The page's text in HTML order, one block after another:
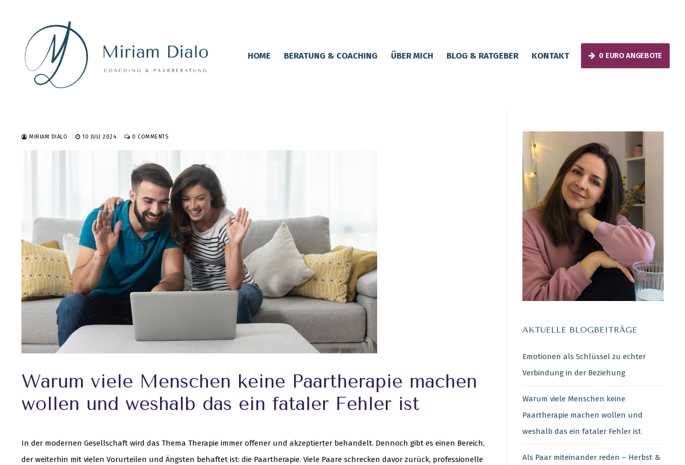
HOME BERATUNG & COACHING ÜBER MICH BLOG & RATGEBER KONTAKT 0 EURO ANGEBOTE
MIRIAM DIALO 10 JULI 2024 0 COMMENTS
Warum viele Menschen keine Paartherapie machen
wollen und weshalb das ein fataler Fehler ist
In der modernen Gesellschaft wird das Thema Therapie immer offener und akzeptierter behandelt. Dennoch gibt es einen Bereich,
der weiterhin mit vielen Vorurteilen und Ängsten behaftet ist: die Paartherapie. Viele Paare schrecken davor zurück, professionelle
AKTUELLE BLOGBEITRÄGE
Emotionen als Schlüssel zu echter
Verbindung in der Beziehung
Warum viele Menschen keine
Paartherapie machen wollen und
weshalb das ein fataler Fehler ist
Als Paar miteinander reden – Herbst &